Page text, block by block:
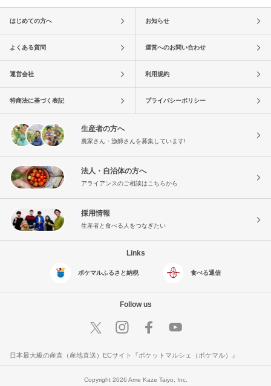
はじめての方へ お知らせ
よくある質問 運営へのお問い合わせ
運営会社 利用規約
特商法に基づく表記 プライバシーポリシー
生産者の方へ
農家さん・漁師さんを募集しています!
法人・自治体の方へ
アライアンスのご相談はこちらから
採用情報
生産者と食べる人をつなぎたい
Links
ポケマルふるさと納税 食べる通信
Follow us
日本最大級の産直（産地直送）ECサイト『ポケットマルシェ（ポケマル）』
Copyright 2026 Ame Kaze Taiyo, Inc.